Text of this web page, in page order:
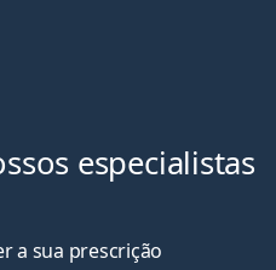
especialistas
a sua prescrição